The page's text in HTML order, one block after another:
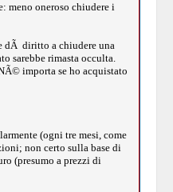
meno oneroso chiudere i
dÃ diritto a chiudere una
sarebbe rimasta occulta.
importa se ho acquistato
(ogni tre mesi, come
non certo sulla base di
(presumo a prezzi di